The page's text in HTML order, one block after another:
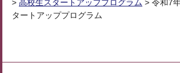
> 高校生スタートアッププログラム > 令和7
タートアッププログラム